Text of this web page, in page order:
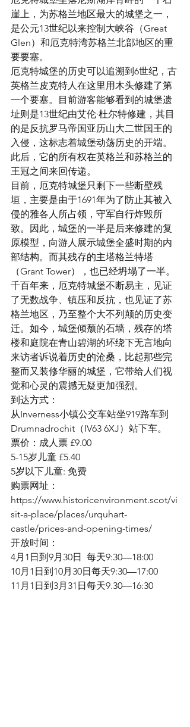
崖上，为苏格兰地区最大的城堡之一，
是公元13世纪以来控制大峡谷（Great
Glen）和厄克特湾苏格兰北部地区的重
要要塞。
厄克特城堡的历史可以追溯到6世纪，古
英格兰皮克特人在这里用木头修建了第
一个要塞。目前游客能够看到的城堡遗
址则是13世纪由艾伦·杜尔特修建，其目
的是反抗罗马帝国亚历山大二世国王的
入侵，这标志着城堡动荡历史的开端。
此后，它的所有权在英格兰和苏格兰的
王冠之间来回传递。
目前，厄克特城堡只剩下一些断壁残
垣，主要是由于1691年为了防止其被入
侵的雅各人所占领，守军自行炸毁所
致。因此，城堡的一半是后来修建的复
原模型，向游人展示城堡全盛时期的内
部结构。而其残存的主塔格兰特塔
（Grant Tower），也已经坍塌了一半。
千百年来，厄克特城堡不断易主，见证
了无数战争、镇压和反抗，也见证了苏
格兰地区，乃至整个大不列颠的历史变
迁。如今，城堡倾颓的石墙，残存的塔
楼和庭院在青山碧湖的环绕下无言地向
来访者诉说着历史的沧桑，比起那些完
整而又装修华丽的城堡，它带给人们视
觉和心灵的震撼无疑更加强烈。
到达方式：
从Inverness小镇公交车站坐919路车到
Drumnadrochit（IV63 6XJ）站下车。
票价：成人票 £9.00
5-15岁儿童 £5.40
5岁以下儿童: 免费
购票网址：
https://www.historicenvironment.scot/vi
sit-a-place/places/urquhart-
castle/prices-and-opening-times/
开放时间：
4月1日到9月30日  每天9:30—18:00
10月1日到10月30日每天9:30—17:00
11月1日到3月31日每天9.30—16:30